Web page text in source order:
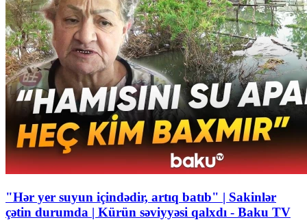
"Hər yer suyun içindədir, artıq batıb" | Sakinlər
çətin durumda | Kürün səviyyəsi qalxdı - Baku TV